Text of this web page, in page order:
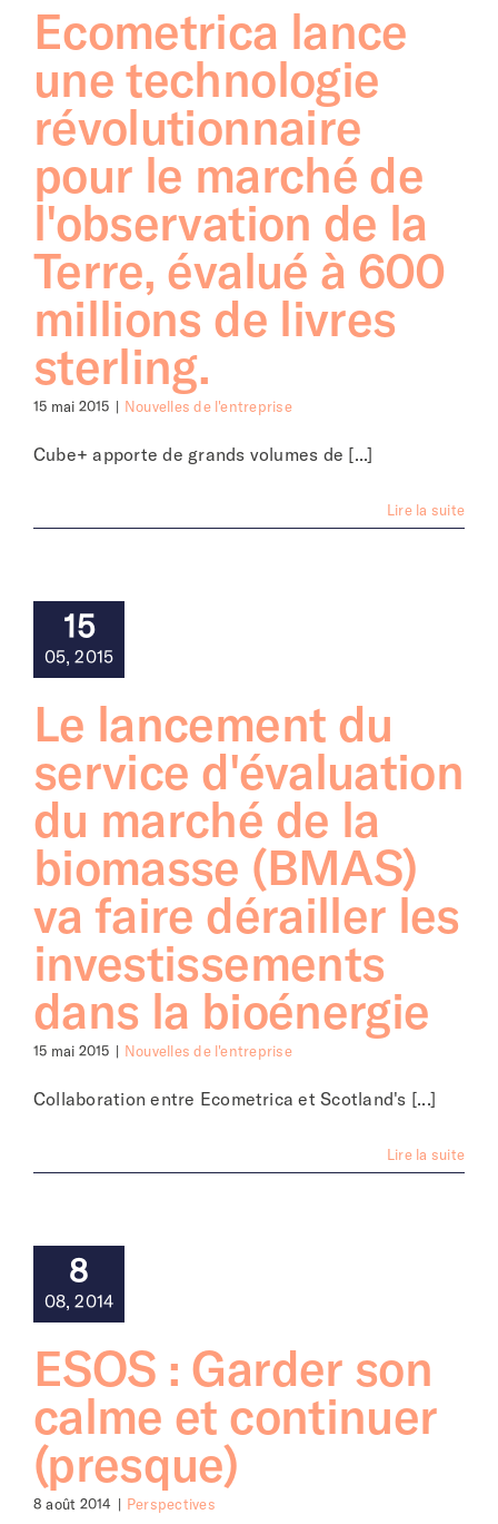
Ecometrica lance
une technologie
révolutionnaire
pour le marché de
l'observation de la
Terre, évalué à 600
millions de livres
sterling.
15 mai 2015 | Nouvelles de l'entreprise
Cube+ apporte de grands volumes de [...]
Lire la suite
15
05, 2015
Le lancement du
service d'évaluation
du marché de la
biomasse (BMAS)
va faire dérailler les
investissements
dans la bioénergie
15 mai 2015 | Nouvelles de l'entreprise
Collaboration entre Ecometrica et Scotland's [...]
Lire la suite
8
08, 2014
ESOS : Garder son
calme et continuer
(presque)
8 août 2014 | Perspectives